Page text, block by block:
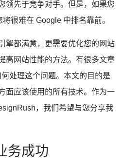
领先于竞争对手。但是，如果您
很难在 Google 中排名靠前。
擎都满意，更需要优化您的网站
高网站性能的方法。有很多文章
何处理这个问题。本文的目的是
面应该使用的所有技术。作为一
，我们希望与您分享我
务成功